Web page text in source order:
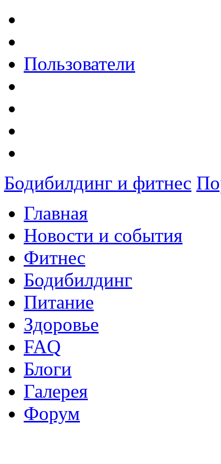
Пользователи
Бодибилдинг и фитнес
Главная
Новости и события
Фитнес
Бодибилдинг
Питание
Здоровье
FAQ
Блоги
Галерея
Форум